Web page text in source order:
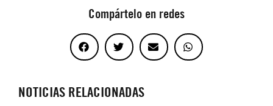
Compártelo en redes
NOTICIAS RELACIONADAS